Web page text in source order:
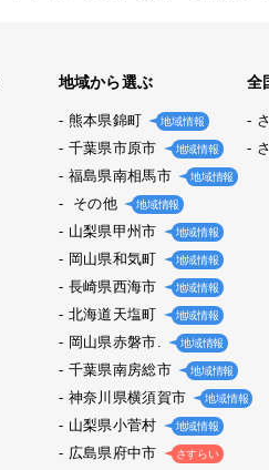
地域から選ぶ
熊本県錦町 地域情報
千葉県市原市 地域情報
福島県南相馬市 地域情報
その他 地域情報
山梨県甲州市 地域情報
岡山県和気町 地域情報
長崎県西海市 地域情報
北海道天塩町 地域情報
岡山県赤磐市. 地域情報
千葉県南房総市 地域情報
神奈川県横須賀市 地域情報
山梨県小菅村 地域情報
広島県府中市 さすらい
全